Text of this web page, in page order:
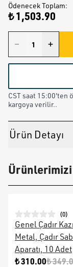
Ödenecek Toplam:
₺ 1,503.90
CST saat 15:00'ten
kargoya verilir..
Ürün Detayı
(0)
Genel Çadır
Metal, Çadır
Aparatı, 10 Adet
₺ 310.00₺